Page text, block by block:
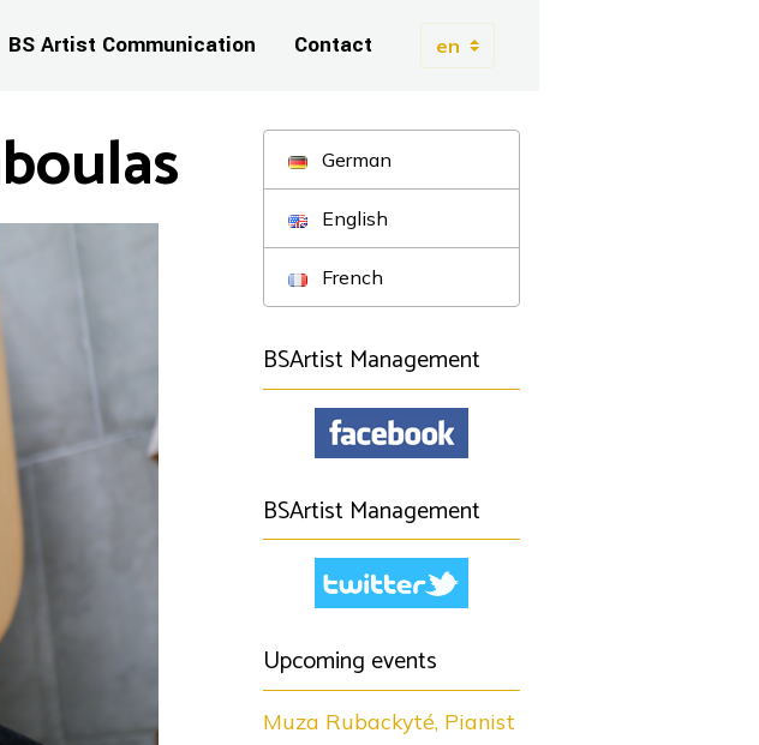
BS Artist Communication Contact
German
English
French
BSArtist Management
BSArtist Management
Upcoming events
Muza Rubackyté, Pianist